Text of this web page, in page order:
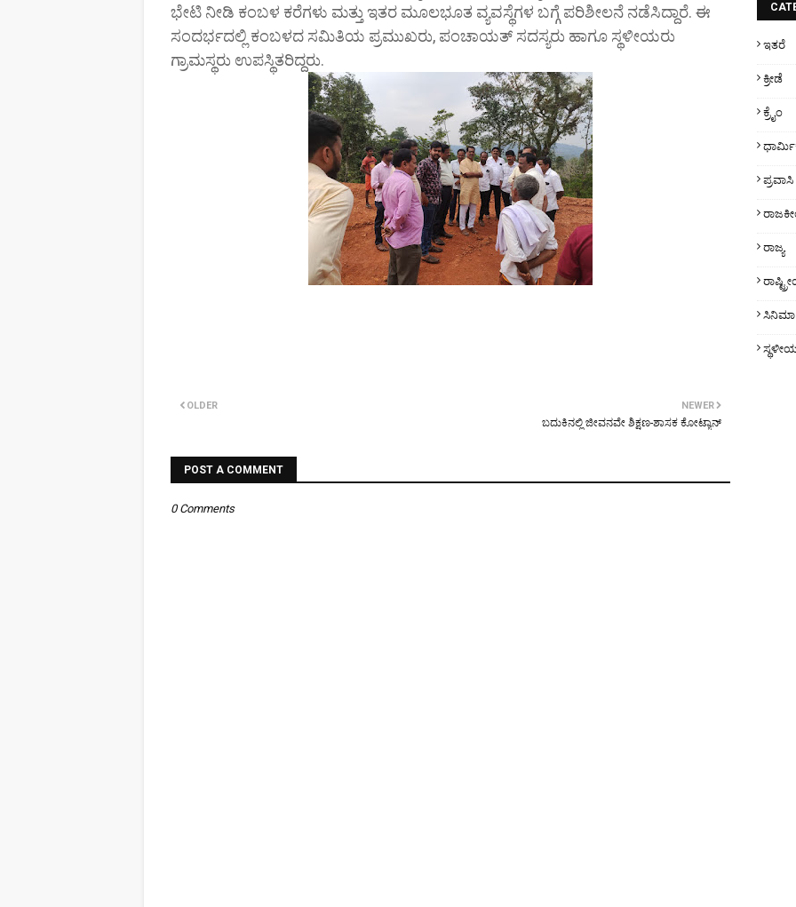
ಭೇಟಿ ನೀಡಿ ಕಂಬಳ ಕರೆಗಳು ಮತ್ತು ಇತರ ಮೂಲಭೂತ ವ್ಯವಸ್ಥೆಗಳ ಬಗ್ಗೆ ಪರಿಶೀಲನೆ ನಡೆಸಿದ್ದಾರೆ. ಈ
ಸಂದರ್ಭದಲ್ಲಿ ಕಂಬಳದ ಸಮಿತಿಯ ಪ್ರಮುಖರು, ಪಂಚಾಯತ್ ಸದಸ್ಯರು ಹಾಗೂ ಸ್ಥಳೀಯರು
ಗ್ರಾಮಸ್ಥರು ಉಪಸ್ಥಿತರಿದ್ದರು.
NEWER
ಬದುಕಿನಲ್ಲಿ ಜೀವನವೇ ಶಿಕ್ಷಣ-ಶಾಸಕ ಕೋಟ್ಯಾನ್
OLDER
POST A COMMENT
0 Comments
ಇತರೆ
ಕ್ರೀಡೆ
ಕ್ರೈಂ
ಪ್ರವಾಸಿ
ರಾಜ್ಯ
ಸಿನಿಮಾ